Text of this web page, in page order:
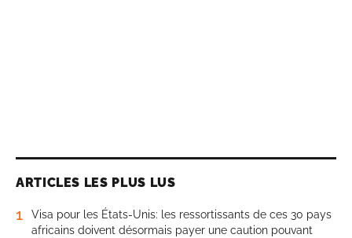
ARTICLES LES PLUS LUS
1
Visa pour les États-Unis: les ressortissants de ces 30 pays
africains doivent désormais payer une caution pouvant